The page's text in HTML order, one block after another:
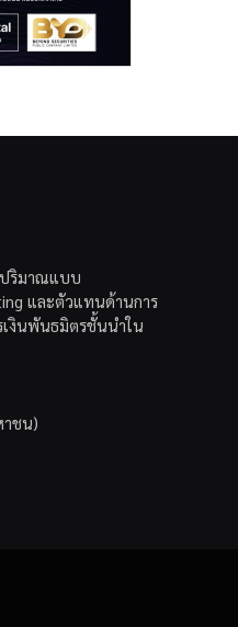
ริมาณแบบ
และตัวแทนด้านการ
งินพันธมิตรชั้นนำใน
าชน)